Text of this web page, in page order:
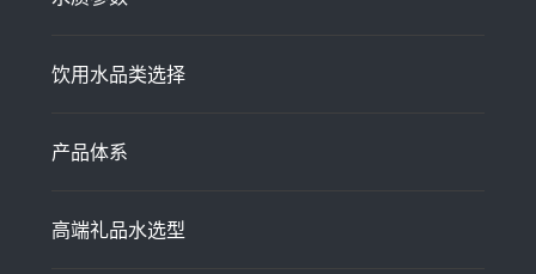
饮用水品类选择
产品体系
高端礼品水选型